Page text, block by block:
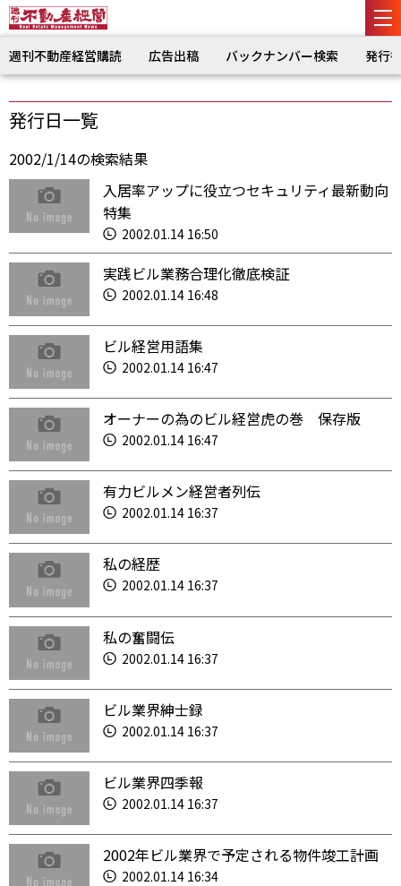
週刊不動産経営購読 広告出稿 バックナンバー検索 発行
発行日一覧
2002/1/14の検索結果
入居率アップに役立つセキュリティ最新動向
特集
2002.01.14 16:50
実践ビル業務合理化徹底検証
2002.01.14 16:48
ビル経営用語集
2002.01.14 16:47
オーナーの為のビル経営虎の巻 保存版
2002.01.14 16:47
有力ビルメン経営者列伝
2002.01.14 16:37
私の経歴
2002.01.14 16:37
私の奮闘伝
2002.01.14 16:37
ビル業界紳士録
2002.01.14 16:37
ビル業界四季報
2002.01.14 16:37
2002年ビル業界で予定される物件竣工計画
2002.01.14 16:34